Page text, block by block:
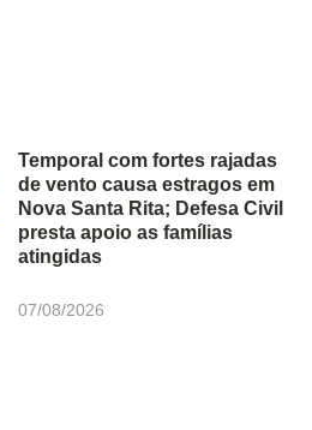
Temporal com fortes rajadas
de vento causa estragos em
Nova Santa Rita; Defesa Civil
presta apoio as famílias
atingidas
07/08/2026